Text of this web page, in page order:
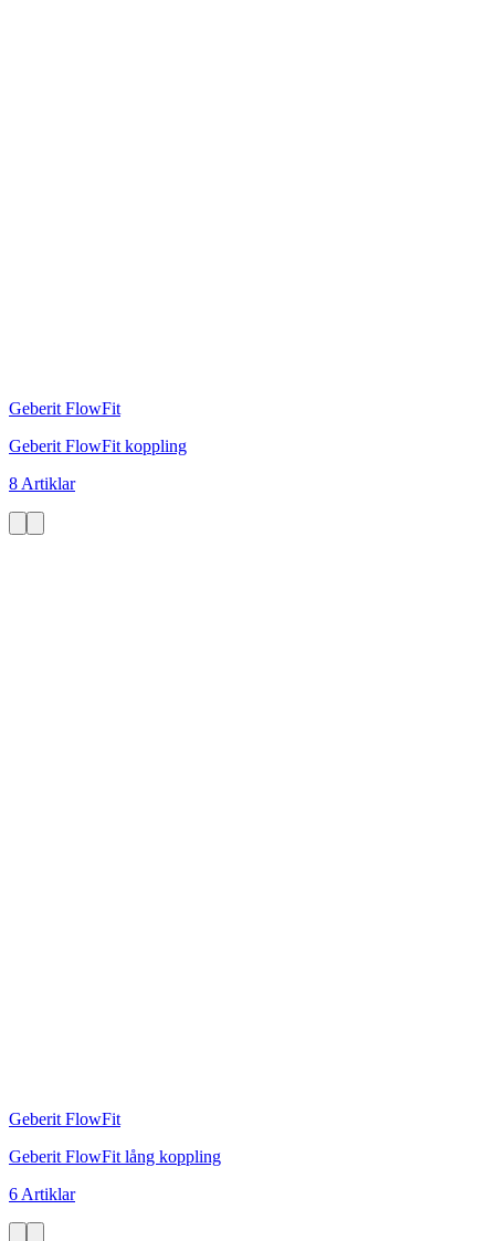
Geberit FlowFit
Geberit FlowFit koppling
8 Artiklar
Geberit FlowFit
Geberit FlowFit lång koppling
6 Artiklar